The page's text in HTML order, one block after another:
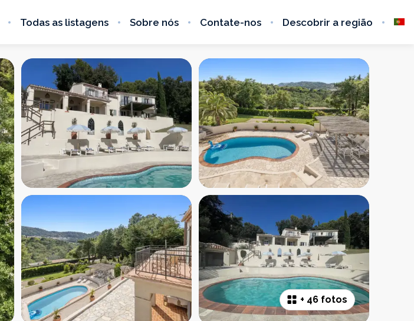
Todas as listagens Sobre nós Contate-nos Descobrir a região
+ 46 fotos